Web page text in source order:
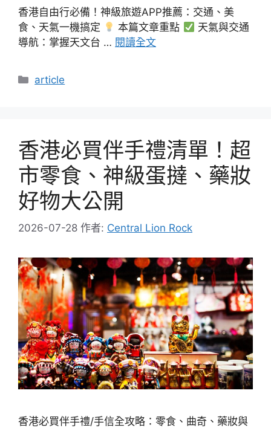
香港自由行必備！神級旅遊APP推薦：交通、美
食、天氣一機搞定
本篇文章重點
天氣與交通
導航：掌握天文台 … 閱讀全文
分
article
香港必買伴手禮清單！超
市零食、神級蛋撻、藥妝
好物大公開
2026-07-28 作者: Central Lion Rock
香港必買伴手禮/手信全攻略：零食、曲奇、藥妝與